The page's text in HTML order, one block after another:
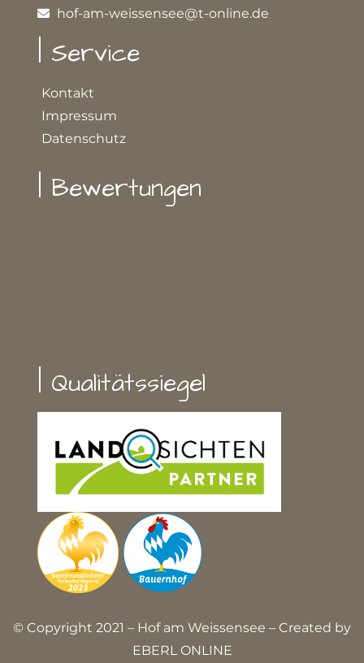
hof-am-weissensee@t-online.de
| Service
Kontakt
Impressum
Datenschutz
| Bewertungen
| Qualitätssiegel
© Copyright 2021 – Hof am Weissensee – Created by
EBERL ONLINE